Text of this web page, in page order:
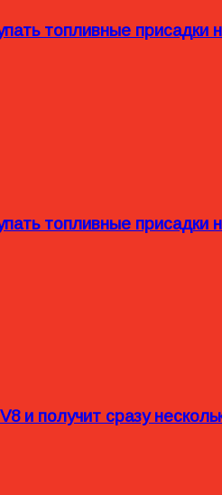
топливные
топливные
и получит сразу